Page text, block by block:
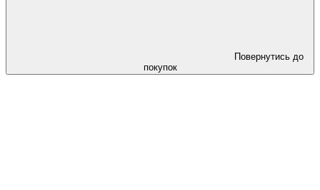
Повернутись до
покупок